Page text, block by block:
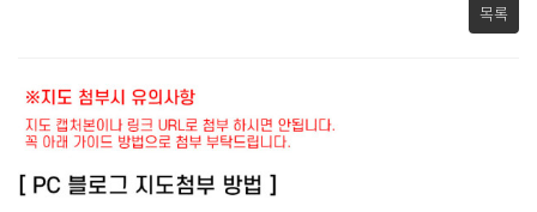
목록